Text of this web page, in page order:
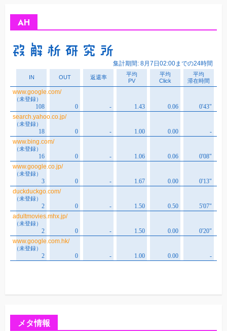
AH
メタ情報